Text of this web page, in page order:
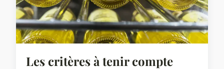
Les critères à tenir compte